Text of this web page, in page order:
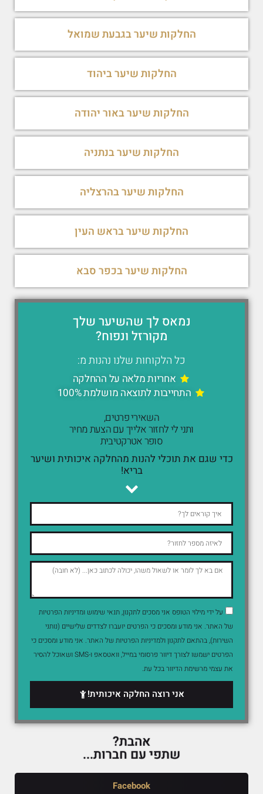
החלקות שיער בגבעת שמואל
החלקות שיער ביהוד
החלקות שיער באור יהודה
החלקות שיער בנתניה
החלקות שיער בהרצליה
החלקות שיער בראש העין
החלקות שיער בכפר סבא
נמאס לך שהשיער שלך
מקורזל ונפוח?
כל הלקוחות שלנו נהנות מ:
אחריות מלאה על ההחלקה
התחייבות לתוצאה מושלמת 100%
השאירי פרטים,
ותני לי לחזור אלייך עם הצעת מחיר
סופר אטרקטיבית
כדי שגם את תוכלי להנות מהחלקה איכותית ושיער
בריא!
על ידי מילוי הטופס אני מסכים לתקנון, תנאי שימוש ומדיניות הפרטיות
של האתר. אני מודע ומסכים כי הפרטים יועברו לצדדים שלישיים (נותני
השירות), בהתאם לתקנון ולמדיניות הפרטיות של האתר. אני מודע ומסכים כי
הפרטים ישמשו לצורך דיוור פרסומי במייל, וואטסאפ ו-SMS ושאוכל להסיר
את עצמי מרשימת הדיוור בכל עת.
אני רוצה החלקה איכותית!
אהבת?
שתפי עם חברות...
Facebook